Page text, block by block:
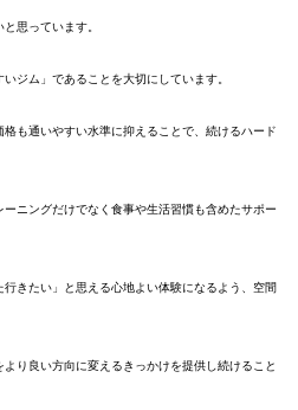
思っています。
ジム」であることを大切にしています。
も通いやすい水準に抑えることで、続けるハード
ニングだけでなく食事や生活習慣も含めたサポー
きたい」と思える心地よい体験になるよう、空間
り良い方向に変えるきっかけを提供し続けること